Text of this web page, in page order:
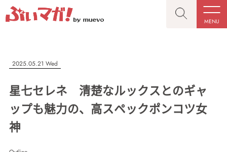
MENU
CLOSE
記事を検索する
CLOSE
“推しへの応援を形にする”VTuber専門メディア
2025.05.21 Wed
星七セレネ 清楚なルックスとのギャ
ップも魅力の、高スペックポンコツ女
神